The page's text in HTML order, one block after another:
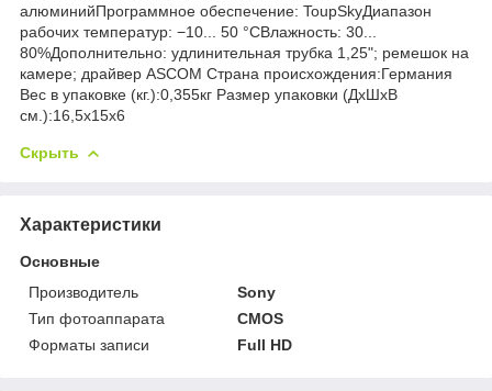
алюминийПрограммное обеспечение: ToupSkyДиапазон
рабочих температур: −10... 50 °СВлажность: 30...
80%Дополнительно: удлинительная трубка 1,25"; ремешок на
камере; драйвер ASCOM Страна происхождения:Германия
Вес в упаковке (кг.):0,355кг Размер упаковки (ДхШхВ
см.):16,5x15x6
Скрыть
Характеристики
Основные
Производитель
Sony
Тип фотоаппарата
CMOS
Форматы записи
Full HD